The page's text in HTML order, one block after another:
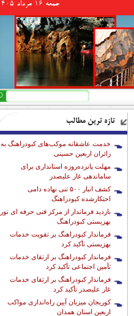
جمعه 16 مرداد 1405
فرم جستجو
جستجو
تازه ترین مطالب
خدمت عاشقانه موکب‌های کبودراهنگ به
زائران اربعین حسینی
مهلت پانزده‌روزه استانداری برای
ساماندهی غار علیصدر
کشف انبار ۵۰۰ تنی نهاده دامی
احتکارشده کبودراهنگ
بازدید فرماندار از مرکز فنی حرفه ای نور
بهزیستی کبودراهنگ
فرماندار کبودراهنگ بر تقویت خدمات
بهزیستی تأکید کرد
فرماندار کبودراهنگ بر ارتقای خدمات
تأمین اجتماعی تأکید کرد
فرماندار کبودراهنگ بر ارتقای خدمات
غار علیصدر تأکید کرد
کوریجان میزبان آیین راه‌اندازی مواکب
اربعین استان همدان